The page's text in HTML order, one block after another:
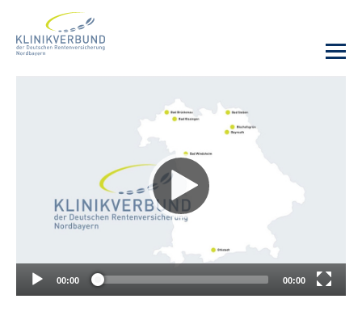
Sozialdienste & Zuweisende
Erweiterte Suche
00:00 00:00